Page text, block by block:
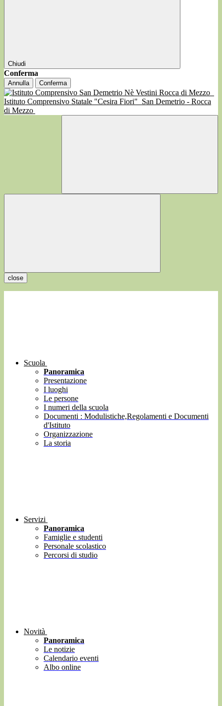
Chiudi
Conferma
Annulla Conferma
Istituto Comprensivo Statale "Cesira Fiori" San Demetrio - Rocca
di Mezzo
close
Scuola
Panoramica
Presentazione
I luoghi
Le persone
I numeri della scuola
Documenti : Modulistiche,Regolamenti e Documenti
d'Istituto
Organizzazione
La storia
Servizi
Panoramica
Famiglie e studenti
Personale scolastico
Percorsi di studio
Novità
Panoramica
Le notizie
Calendario eventi
Albo online